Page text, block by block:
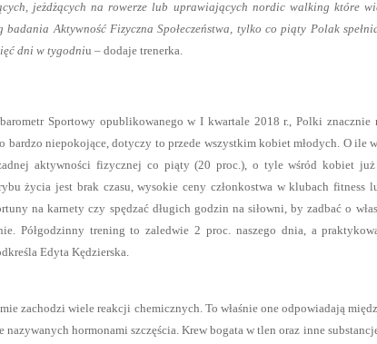
jeżdżących na rowerze lub uprawiających nordic walking które
badania Aktywność Fizyczna Społeczeństwa, tylko co piąty Polak
dni w tygodniu – dodaje trenerka.
Sportowy opublikowanego w I kwartale 2018 r., Polki
niepokojące, dotyczy to przede wszystkim kobiet młodych. O ile
aktywności fizycznej co piąty (20 proc.), o tyle wśród kobiet już
życia jest brak czasu, wysokie ceny członkostwa w klubach fitness
na karnety czy spędzać długich godzin na siłowni, by zadbać o
Półgodzinny trening to zaledwie 2 proc. naszego dnia, a
Edyta Kędzierska.
zachodzi wiele reakcji chemicznych. To właśnie one odpowiadają
hormonami szczęścia. Krew bogata w tlen oraz inne